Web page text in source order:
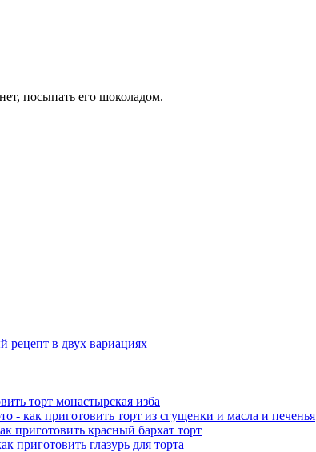
посыпать его шоколадом.
рецепт в двух вариациях
торт монастырская изба
- как приготовить торт из сгущенки и масла и печенья
приготовить красный бархат торт
приготовить глазурь для торта